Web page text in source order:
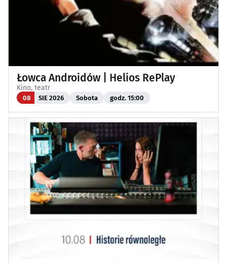
Łowca Androidów | Helios RePlay
Kino, teatr
08 SIE 2026 Sobota godz. 15:00